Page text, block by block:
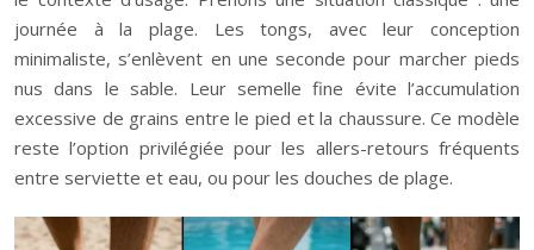
journée à la plage. Les tongs, avec leur conception
minimaliste, s’enlèvent en une seconde pour marcher pieds
nus dans le sable. Leur semelle fine évite l’accumulation
excessive de grains entre le pied et la chaussure. Ce modèle
reste l’option privilégiée pour les allers-retours fréquents
entre serviette et eau, ou pour les douches de plage.